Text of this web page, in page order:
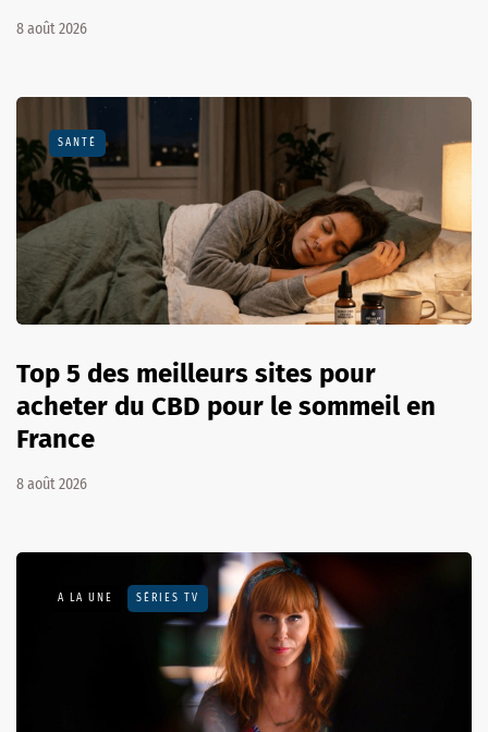
8 août 2026
SANTÉ
Top 5 des meilleurs sites pour
acheter du CBD pour le sommeil en
France
8 août 2026
A LA UNE SÉRIES TV